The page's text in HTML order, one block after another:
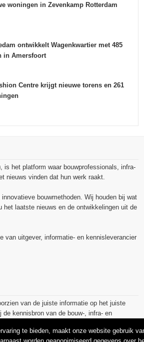
woningen in Zevenkamp Rotterdam
ontwikkelt Wagenkwartier met 485
in Amersfoort
Centre krijgt nieuwe torens en 261
is het platform waar bouwprofessionals, infra-
nieuws vinden dat hun werk raakt.
bouwmethoden. Wij houden bij wat
het laatste nieuws en de ontwikkelingen uit de
van uitgever, informatie- en kennisleverancier
van de juiste informatie op het juiste
kennisbron van de bouw-, infra- en
te bieden, maakt onze website gebruik